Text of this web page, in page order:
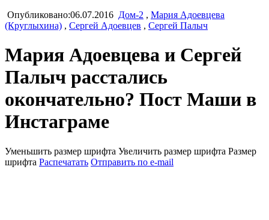
Опубликовано:06.07.2016 Дом-2 , Мария Адоевцева
(Круглыхина) , Сергей Адоевцев , Сергей Палыч
Мария Адоевцева и Сергей
Палыч расстались
окончательно? Пост Маши в
Инстаграме
Уменьшить размер шрифта Увеличить размер шрифта Размер
шрифта Распечатать Отправить по e-mail